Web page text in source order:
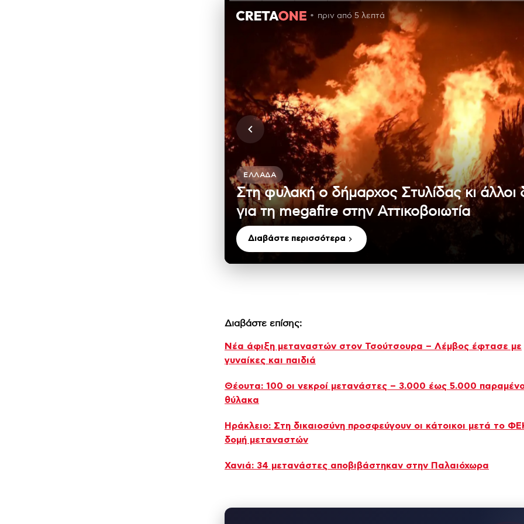
πριν από 5 λεπτά
ΕΛΛΆΔΑ
Στη φυλακή ο δήμαρχος Στυλίδας κι άλλοι
για τη megafire στην Αττικοβοιωτία
Διαβάστε περισσότερα
Διαβάστε επίσης:
Νέα άφιξη μεταναστών στον Τσούτσουρα – Λέμβος έφτασε με
γυναίκες και παιδιά
Θέουτα: 100 οι νεκροί μετανάστες – 3.000 έως 5.000
θύλακα
Ηράκλειο: Στη δικαιοσύνη προσφεύγουν οι κάτοικοι μετά το
δομή μεταναστών
Χανιά: 34 μετανάστες αποβιβάστηκαν στην Παλαιόχωρα